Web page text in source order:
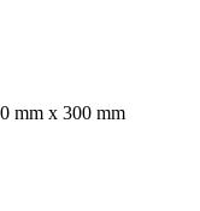
mm x 300 mm